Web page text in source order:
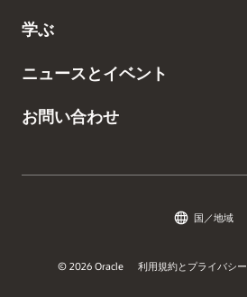
学ぶ
ニュースとイベント
お問い合わせ
国／地域
© 2026 Oracle 利用規約とプライバシー